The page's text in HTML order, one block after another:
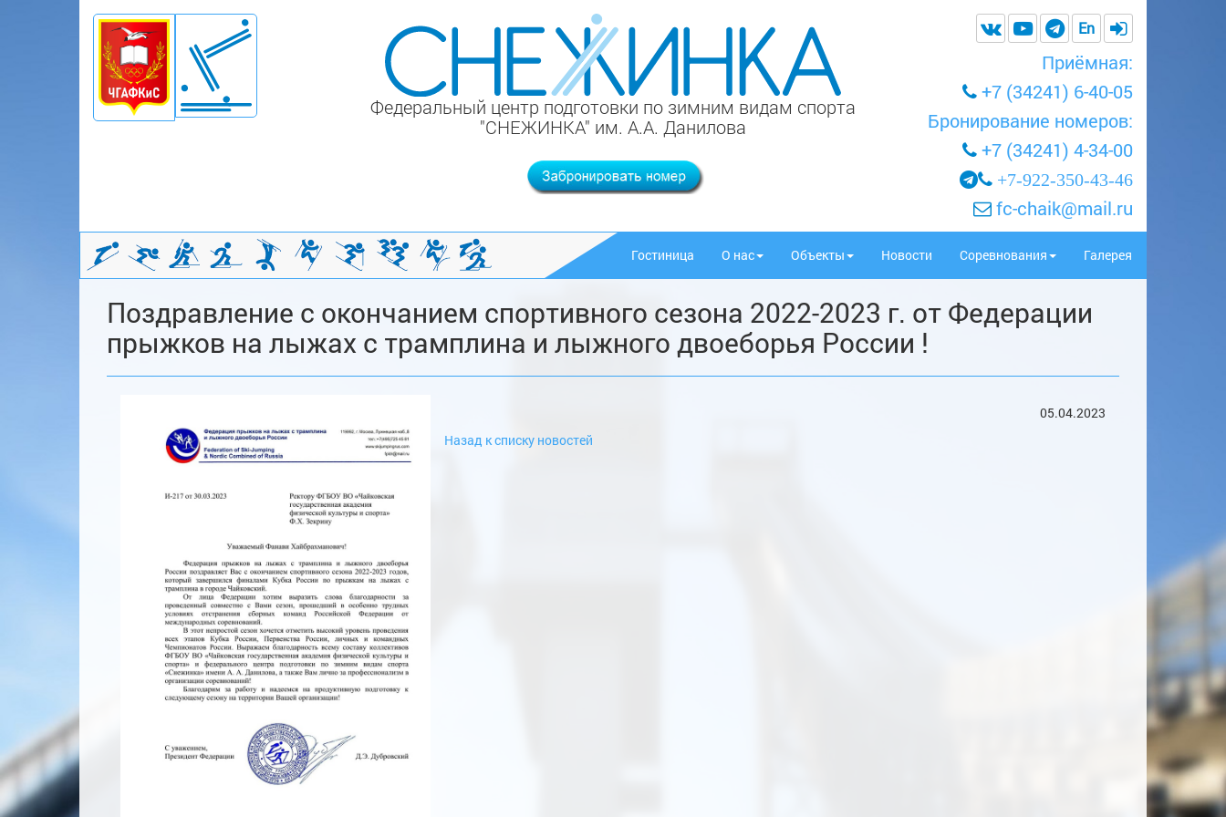
En
Приёмная:
+7 (34241) 6-40-05
Бронирование номеров:
+7 (34241) 4-34-00
+7-922-350-43-46
fc-chaik@mail.ru
Федеральный центр подготовки по зимним видам спорта
"СНЕЖИНКА" им. А.А. Данилова
Гостиница О нас Объекты Новости Соревнования Галерея
Поздравление с окончанием спортивного сезона 2022-2023 г. от Федерации
прыжков на лыжах с трамплина и лыжного двоеборья России !
05.04.2023
Назад к списку новостей